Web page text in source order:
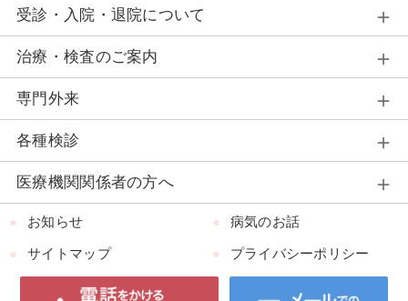
受診・入院・退院について
治療・検査のご案内
専門外来
各種検診
医療機関関係者の方へ
お知らせ 病気のお話
サイトマップ プライバシーポリシー